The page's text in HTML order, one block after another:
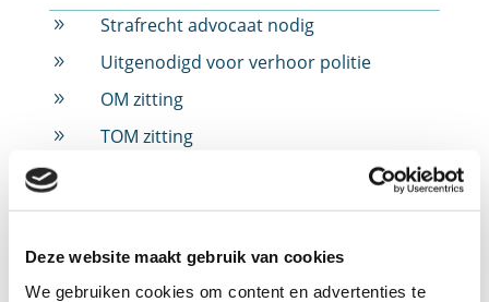
Deze website maakt gebruik van cookies
We gebruiken cookies om content en advertenties te
9 Strafrecht advocaat nodig
9 Uitgenodigd voor verhoor politie
9 OM zitting
9 TOM zitting
9
9 Rijbewijs ingevorderd door alcohol
Rijbewijs ingevorderd door drugs
9 Rijbewijs ingevorderd door snelheid